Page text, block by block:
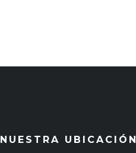
NUESTRA UBICACIÓN